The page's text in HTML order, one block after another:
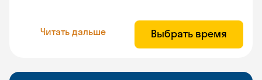
Читать дальше Выбрать время